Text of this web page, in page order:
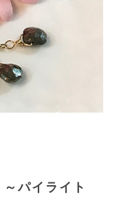
～パイライト